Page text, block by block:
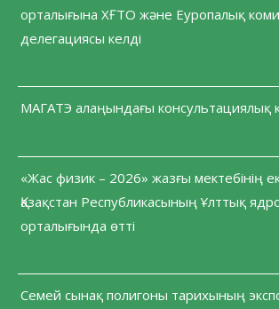
орталығына ХҒТО және Еуропалық
делегациясы келді
МАГАТЭ алаңындағы консультациялық
«Жас физик – 2026» жазғы мектебінің
Қазақстан Республикасының Ұлттық
орталығында өтті
Семей сынақ полигоны тарихының